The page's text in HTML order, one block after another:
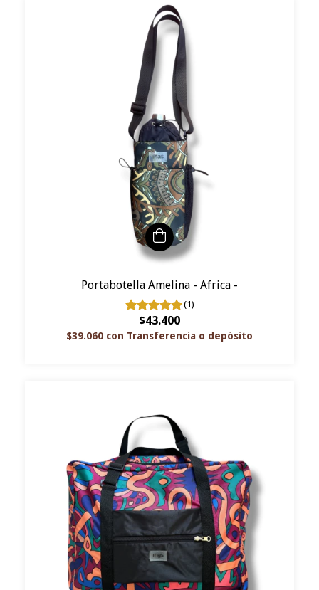
Portabotella Amelina - Africa -
(1)
$43.400
$39.060 con Transferencia o depósito